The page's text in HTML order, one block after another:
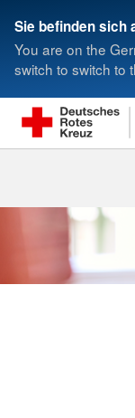
Sie befinden sich
You are on the
switch to switch to